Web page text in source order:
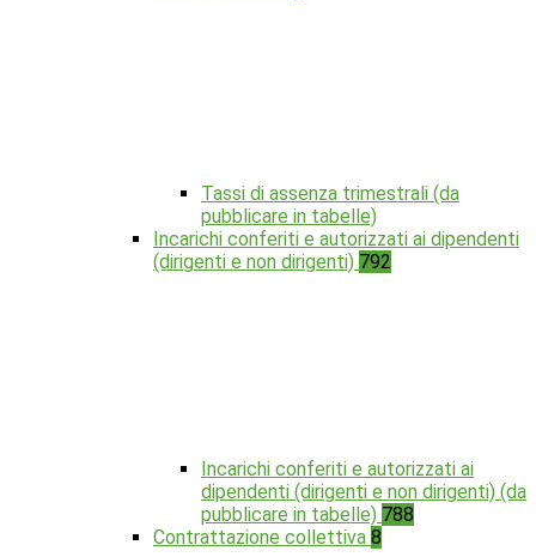
Tassi di assenza trimestrali (da
pubblicare in tabelle)
Incarichi conferiti e autorizzati ai dipendenti
(dirigenti e non dirigenti) 792
Incarichi conferiti e autorizzati ai
dipendenti (dirigenti e non dirigenti) (da
pubblicare in tabelle) 788
Contrattazione collettiva 8